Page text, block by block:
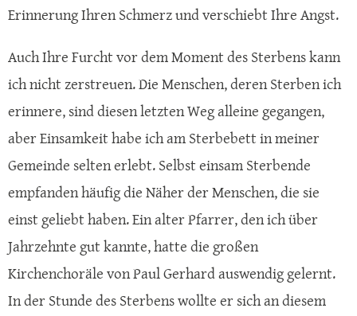
Erinnerung Ihren Schmerz und verschiebt Ihre Angst.
Auch Ihre Furcht vor dem Moment des Sterbens kann
ich nicht zerstreuen. Die Menschen, deren Sterben ich
erinnere, sind diesen letzten Weg alleine gegangen,
aber Einsamkeit habe ich am Sterbebett in meiner
Gemeinde selten erlebt. Selbst einsam Sterbende
empfanden häufig die Näher der Menschen, die sie
einst geliebt haben. Ein alter Pfarrer, den ich über
Jahrzehnte gut kannte, hatte die großen
Kirchenchoräle von Paul Gerhard auswendig gelernt.
In der Stunde des Sterbens wollte er sich an diesem